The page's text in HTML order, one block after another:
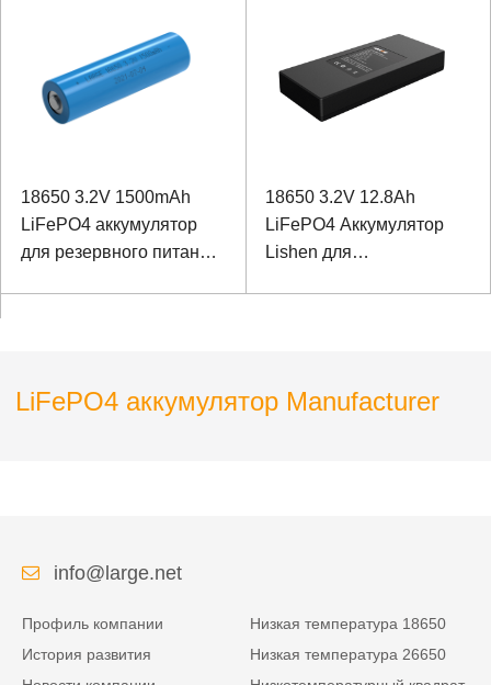
18650 3.2V 1500mAh
LiFePO4 аккумулятор
для резервного питания
18650 3.2V 12.8Ah
LiFePO4 Аккумулятор
Lishen для
LiFePO4 аккумулятор Manufacturer
info@large.net
Профиль компании
История развития
Низкая температура 18650
Низкая температура 26650